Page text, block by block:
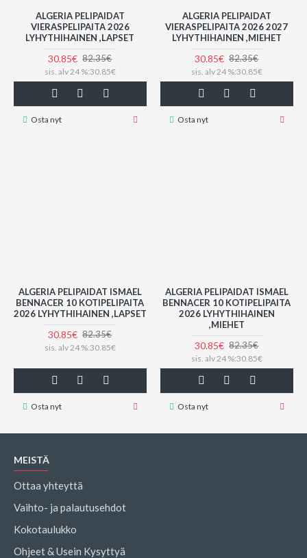
ALGERIA PELIPAIDAT
VIERASPELIPAITA 2026
LYHYTHIHAINEN ,LAPSET
30.85€ 82.35€
sis. alv 24 %:30.85€
Osta nyt
ALGERIA PELIPAIDAT
VIERASPELIPAITA 2026 2027
LYHYTHIHAINEN ,MIEHET
30.85€ 82.35€
sis. alv 24 %:30.85€
Osta nyt
ALGERIA PELIPAIDAT ISMAEL
BENNACER 10 KOTIPELIPAITA
2026 LYHYTHIHAINEN ,LAPSET
30.85€ 82.35€
sis. alv 24 %:30.85€
Osta nyt
ALGERIA PELIPAIDAT ISMAEL
BENNACER 10 KOTIPELIPAITA
2026 LYHYTHIHAINEN
,MIEHET
30.85€ 82.35€
sis. alv 24 %:30.85€
Osta nyt
MEISTÄ
Ottaa yhteyttä
Vaihto- ja palautusehdot
Kokotaulukko
Ohjeet & Usein Kysyttyä